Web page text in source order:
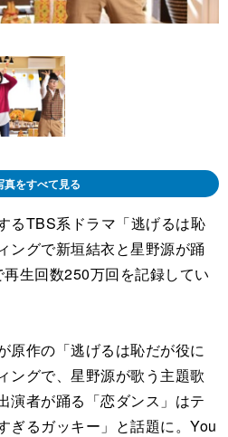
真をすべて見る
るTBS系ドラマ「逃げるは恥
ングで新垣結衣と星野源が踊
生回数250万回を記録してい
作の「逃げるは恥だが役に
ングで、星野源が歌う主題歌
演者が踊る「恋ダンス」はテ
ぎるガッキー」と話題に。You